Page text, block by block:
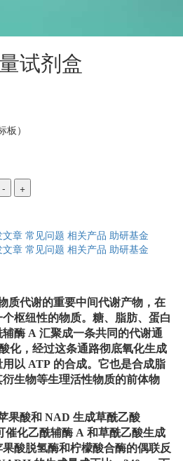
试剂盒
）
-
+
文章 常见问题 相关产品 助研基金
文章 常见问题 相关产品 助研基金
质代谢的重要中间代谢产物，在
个枢纽性的物质。糖、脂肪、蛋白
酶 A 汇聚成一条共同的代谢通
化，经过这条通路彻底氧化生成
以 ATP 的合成。它也是合成脂
生物等生理活性物质的前体物
果酸和 NAD 生成草酰乙酸
催化乙酰辅酶 A 和草酰乙酸生成
酸脱氢酶和柠檬酸合酶的偶联反